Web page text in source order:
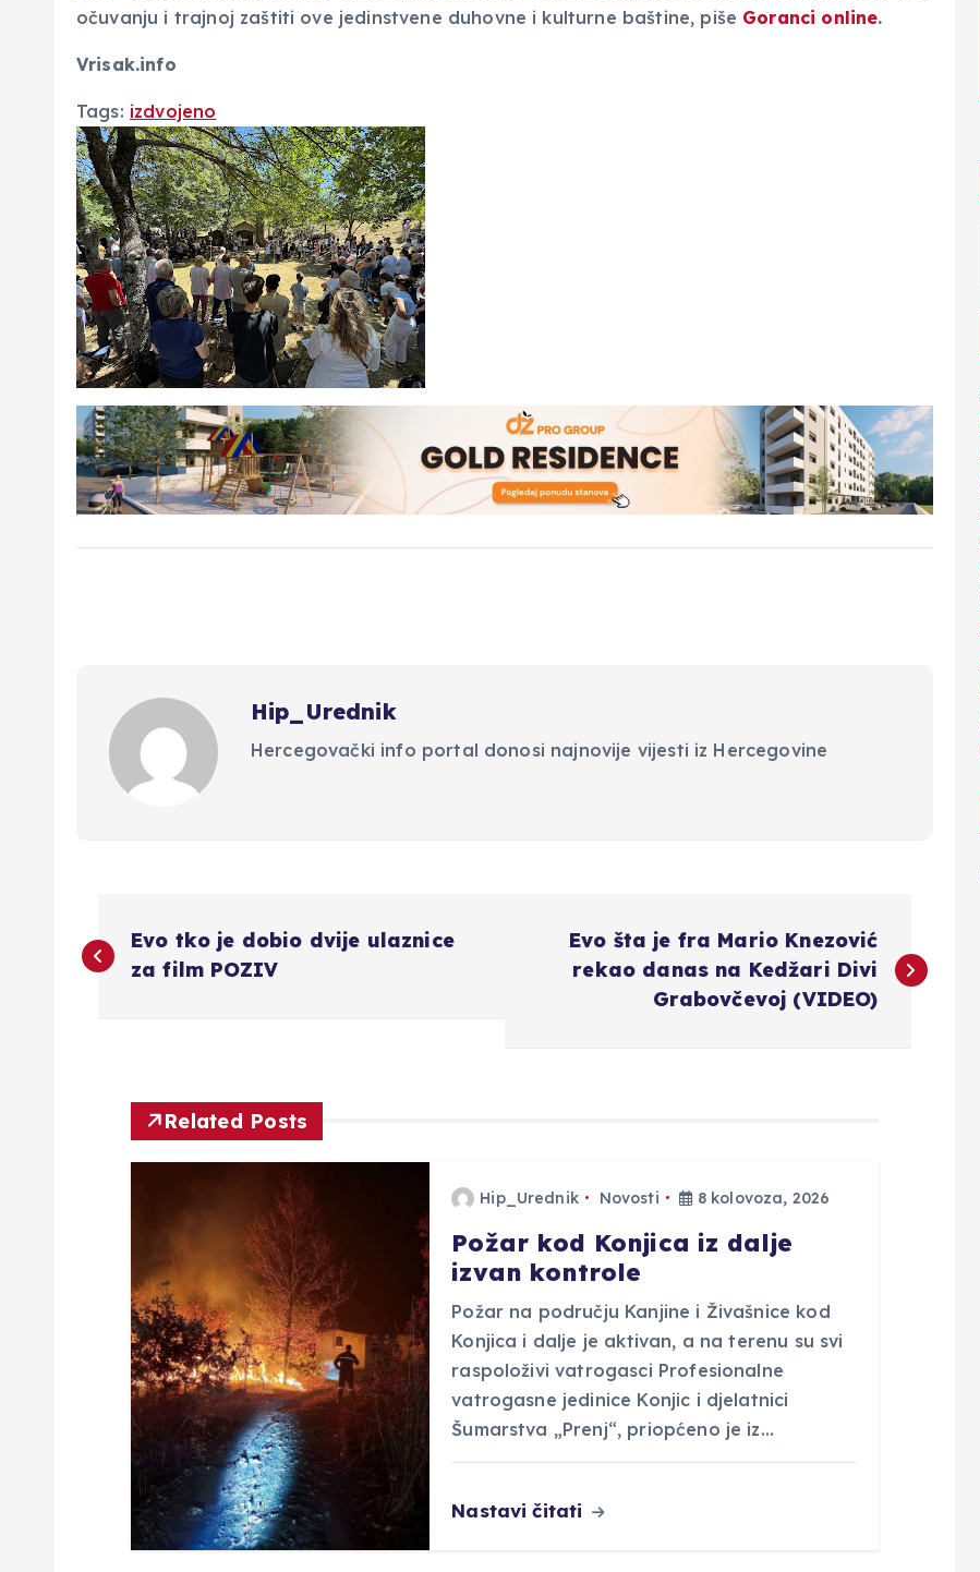
očuvanju i trajnoj zaštiti ove jedinstvene duhovne i kulturne baštine, piše Goranci online.
Vrisak.info
Tags: izdvojeno
Hip_Urednik
Hercegovački info portal donosi najnovije vijesti iz Hercegovine
N
a
Evo tko je dobio dvije ulaznice
za film POZIV
Evo šta je fra Mario Knezović
rekao danas na Kedžari Divi
Grabovčevoj (VIDEO)
Related Posts
Hip_Urednik Novosti 8 kolovoza, 2026
Požar kod Konjica iz dalje
izvan kontrole
Požar na području Kanjine i Živašnice kod
Konjica i dalje je aktivan, a na terenu su svi
raspoloživi vatrogasci Profesionalne
vatrogasne jedinice Konjic i djelatnici
Šumarstva „Prenj“, priopćeno je iz…
Nastavi čitati